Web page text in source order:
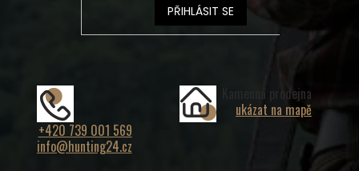
PŘIHLÁSIT SE
+420 739 001 569
info@hunting24.cz
Kamenná prodejna
ukázat na mapě